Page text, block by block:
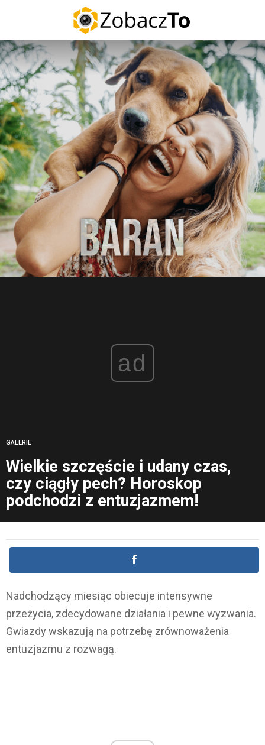
ad
GALERIE
Wielkie szczęście i udany czas,
czy ciągły pech? Horoskop
podchodzi z entuzjazmem!
Nadchodzący miesiąc obiecuje intensywne
przeżycia, zdecydowane działania i pewne wyzwania.
Gwiazdy wskazują na potrzebę zrównoważenia
entuzjazmu z rozwagą.